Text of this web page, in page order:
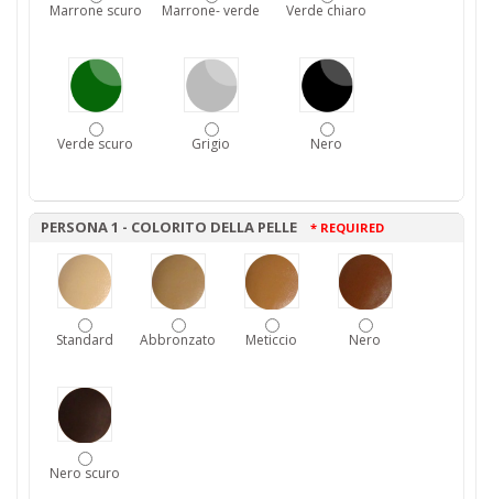
Marrone scuro Marrone- verde Verde chiaro
Verde scuro Grigio Nero
PERSONA 1 - COLORITO DELLA PELLE * REQUIRED
Standard Abbronzato Meticcio Nero
Nero scuro